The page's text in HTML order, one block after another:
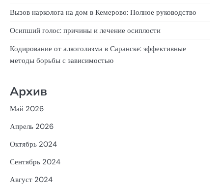
Вызов нарколога на дом в Кемерово: Полное руководство
Осипший голос: причины и лечение осиплости
Кодирование от алкоголизма в Саранске: эффективные
методы борьбы с зависимостью
Архив
Май 2026
Апрель 2026
Октябрь 2024
Сентябрь 2024
Август 2024